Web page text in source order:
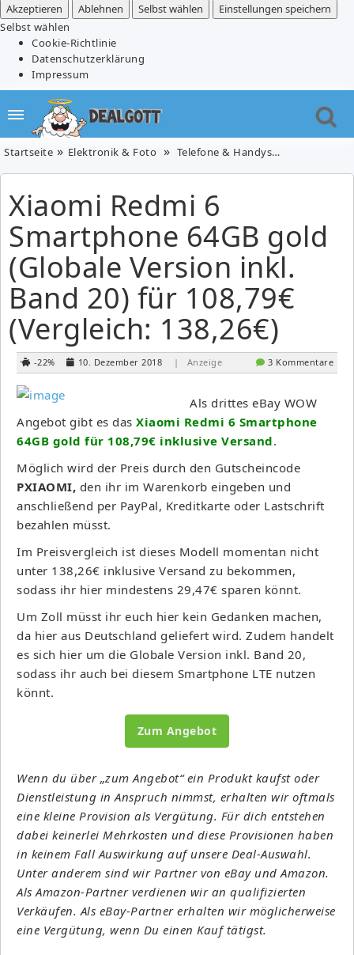
Akzeptieren
Ablehnen Selbst wählen
Einstellungen speichern
Selbst wählen
Cookie-Richtlinie
Datenschutzerklärung
Impressum
Startseite Elektronik & Foto Telefone & Handys
Xiaomi Redmi 6
Smartphone 64GB gold
(Globale Version inkl.
Band 20) für 108,79€
(Vergleich: 138,26€)
-22% 10. Dezember 2018 | Anzeige 3 Kommentare
Als drittes eBay WOW
Angebot gibt es das Xiaomi Redmi 6 Smartphone
64GB gold für 108,79€ inklusive Versand.
Möglich wird der Preis durch den Gutscheincode
PXIAOMI, den ihr im Warenkorb eingeben und
anschließend per PayPal, Kreditkarte oder Lastschrift
bezahlen müsst.
Im Preisvergleich ist dieses Modell momentan nicht
unter 138,26€ inklusive Versand zu bekommen,
sodass ihr hier mindestens 29,47€ sparen könnt.
Um Zoll müsst ihr euch hier kein Gedanken machen,
da hier aus Deutschland geliefert wird. Zudem handelt
es sich hier um die Globale Version inkl. Band 20,
sodass ihr auch bei diesem Smartphone LTE nutzen
könnt.
Zum Angebot
Wenn du über „zum Angebot“ ein Produkt kaufst oder
Dienstleistung in Anspruch nimmst, erhalten wir oftmals
eine kleine Provision als Vergütung. Für dich entstehen
dabei keinerlei Mehrkosten und diese Provisionen haben
in keinem Fall Auswirkung auf unsere Deal-Auswahl.
Unter anderem sind wir Partner von eBay und Amazon.
Als Amazon-Partner verdienen wir an qualifizierten
Verkäufen. Als eBay-Partner erhalten wir möglicherweise
eine Vergütung, wenn Du einen Kauf tätigst.